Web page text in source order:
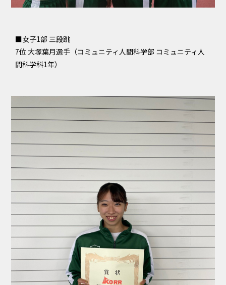
■女子1部 三段跳
7位 大塚葉月選手（コミュニティ人間科学部 コミュニティ人
間科学科1年）